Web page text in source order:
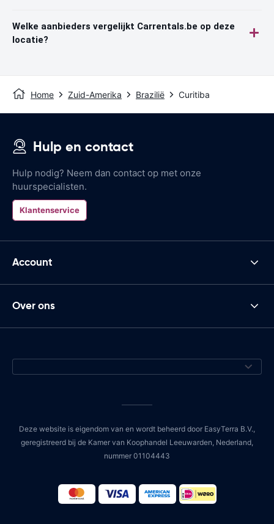
Welke aanbieders vergelijkt Carrentals.be op deze
locatie?
Home Zuid-Amerika Brazilië Curitiba
Hulp en contact
Hulp nodig? Neem dan contact op met onze
huurspecialisten.
Klantenservice
Account
Over ons
Deze website is eigendom van en wordt beheerd door EasyTerra B.V.,
geregistreerd bij de Kamer van Koophandel Leeuwarden, Nederland,
nummer 01104443